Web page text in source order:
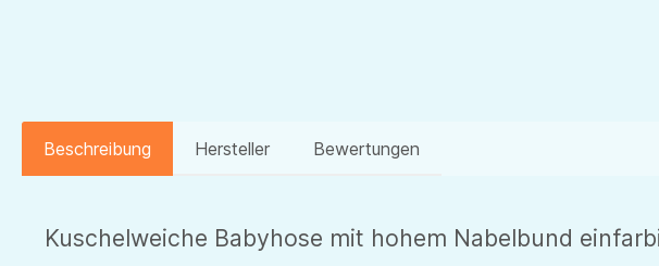
Beschreibung Hersteller Bewertungen
Kuschelweiche Babyhose mit hohem Nabelbund